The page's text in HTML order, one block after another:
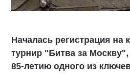
Началась регистрация на
турнир "Битва за
85-летию одного из